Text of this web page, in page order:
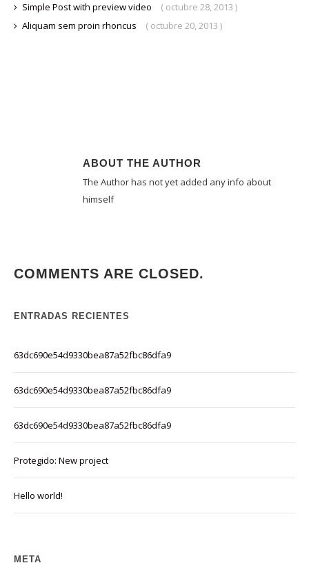
Simple Post with preview video
( octubre 28, 2013 )
Aliquam sem proin rhoncus
( octubre 20, 2013 )
ABOUT THE AUTHOR
The Author has not yet added any info about
himself
COMMENTS ARE CLOSED.
ENTRADAS RECIENTES
63dc690e54d9330bea87a52fbc86dfa9
63dc690e54d9330bea87a52fbc86dfa9
63dc690e54d9330bea87a52fbc86dfa9
Protegido: New project
Hello world!
META